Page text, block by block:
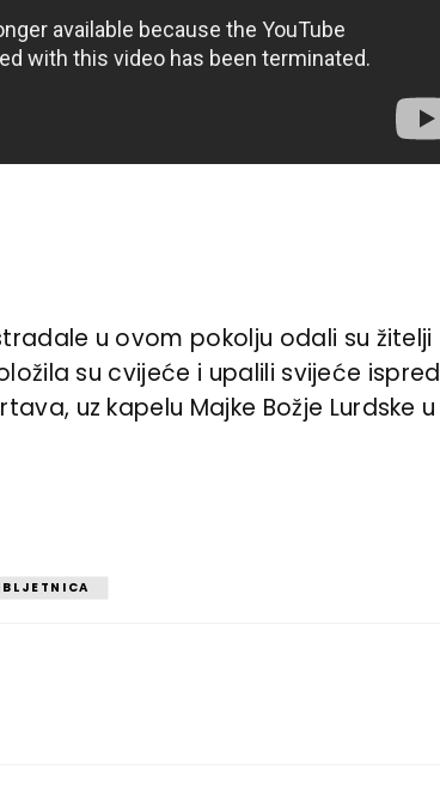
u ovom pokolju odali su žitelji
su cvijeće i upalili svijeće ispred
uz kapelu Majke Božje Lurdske u